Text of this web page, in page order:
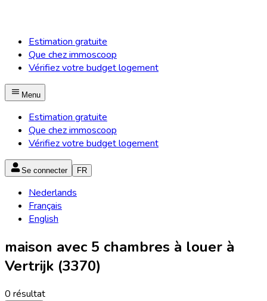
Estimation gratuite
Que chez immoscoop
Vérifiez votre budget logement
Menu
Estimation gratuite
Que chez immoscoop
Vérifiez votre budget logement
Se connecter FR
Nederlands
Français
English
maison avec 5 chambres à louer à
Vertrijk (3370)
0 résultat